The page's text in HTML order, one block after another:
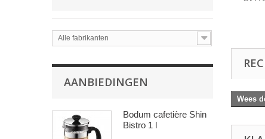
Alle fabrikanten
AANBIEDINGEN
Bodum cafetière Shin
Bistro 1 l
Wees